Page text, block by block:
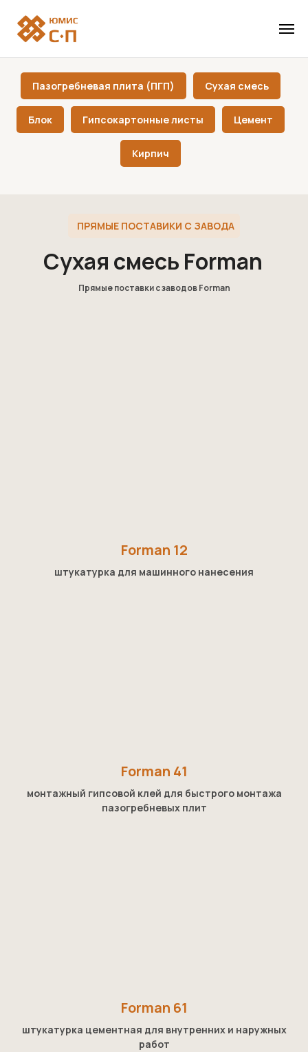
Пазогребневая плита (ПГП) Сухая смесь
Блок Гипсокартонные листы Цемент
Кирпич
ПРЯМЫЕ ПОСТАВИКИ С ЗАВОДА
Сухая смесь Forman
Прямые поставки с заводов Forman
Forman 12
штукатурка для машинного нанесения
Forman 41
монтажный гипсовой клей для быстрого монтажа
пазогребневых плит
Forman 61
штукатурка цементная для внутренних и наружных
работ